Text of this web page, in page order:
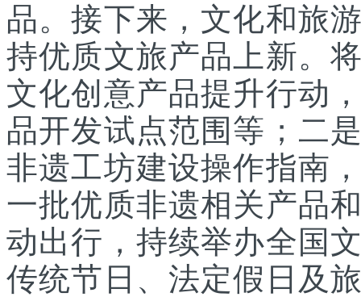
品。接下来，文化和旅
持优质文旅产品上新。
文化创意产品提升行动
品开发试点范围等；二
非遗工坊建设操作指南
一批优质非遗相关产品
动出行，持续举办全国
传统节日、法定假日及